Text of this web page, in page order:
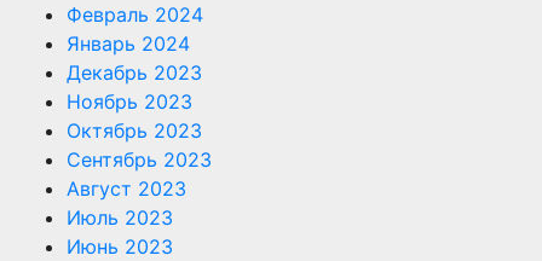
Февраль 2024
Январь 2024
Декабрь 2023
Ноябрь 2023
Октябрь 2023
Сентябрь 2023
Август 2023
Июль 2023
Июнь 2023